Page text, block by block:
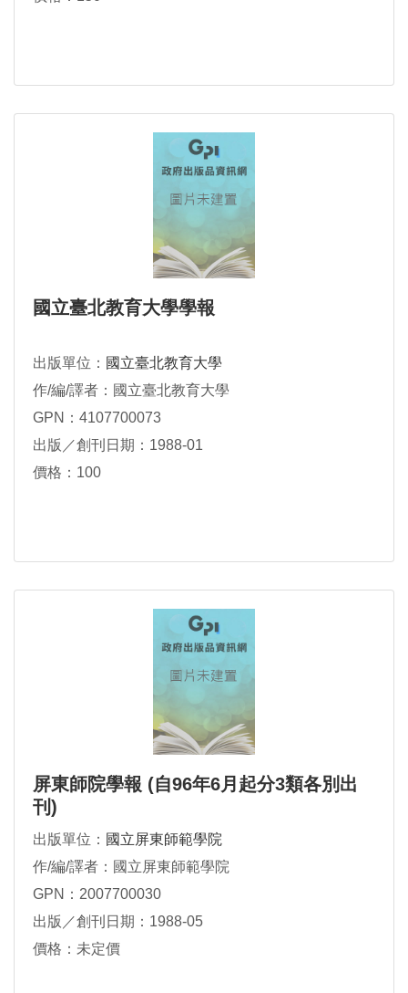
國立臺北教育大學學報
出版單位： 國立臺北教育大學
作/編/譯者：國立臺北教育大學
GPN：4107700073
出版／創刊日期：1988-01
價格：100
屏東師院學報 (自96年6月起分3類各別出
刊)
出版單位： 國立屏東師範學院
作/編/譯者：國立屏東師範學院
GPN：2007700030
出版／創刊日期：1988-05
價格：未定價